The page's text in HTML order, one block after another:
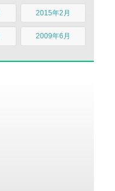
2015年2月
2009年6月